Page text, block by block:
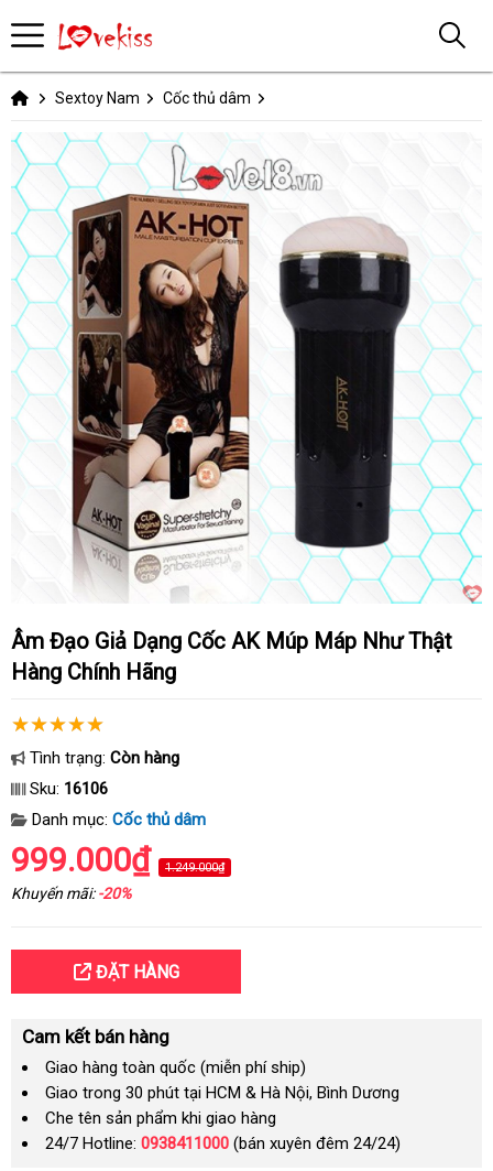
Sextoy Nam Cốc thủ dâm
Âm Đạo Giả Dạng Cốc AK Múp Máp Như Thật
Hàng Chính Hãng
Tình trạng: Còn hàng
Sku: 16106
Danh mục: Cốc thủ dâm
999.000₫ 1.249.000₫
Khuyến mãi:-20%
ĐẶT HÀNG
Cam kết bán hàng
Giao hàng toàn quốc (miễn phí ship)
Giao trong 30 phút tại HCM & Hà Nội, Bình Dương
Che tên sản phẩm khi giao hàng
24/7 Hotline: 0938411000 (bán xuyên đêm 24/24)